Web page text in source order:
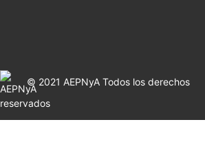
© 2021 AEPNyA Todos los derechos
reservados